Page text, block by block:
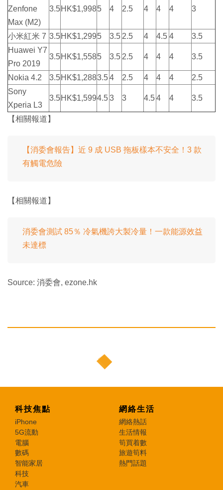
Zenfone
Max (M2)
3.5HK$1,9985 4 2.5 4 4 4 3
小米紅米 7 3.5HK$1,2995 3.5 2.5 4 4.5 4
3.5
Huawei Y7
Pro 2019
3.5HK$1,5585 3.5 2.5 4 4 4 3.5
Nokia 4.2 3.5HK$1,2883.54 2.5 4 4 4
2.5
Sony
Xperia L3
3.5HK$1,5994.53 3 4.54 4 3.5
【相關報道】
【消委會報告】近 9 成 USB 拖板樣本不安全！3 款
有觸電危險
【相關報道】
消委會測試 85％ 冷氣機誇大製冷量！一款能源效益
未達標
Source: 消委會, ezone.hk
科技焦點
iPhone
5G流動
電腦
數碼
智能家居
科技
汽車
網絡生活
網絡熱話
生活情報
筍買着數
旅遊筍料
熱門話題